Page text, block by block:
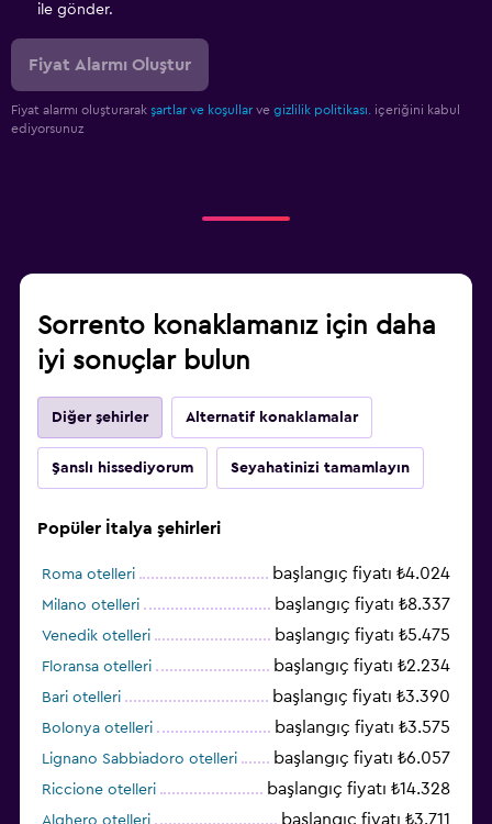
ile gönder.
Fiyat Alarmı Oluştur
Fiyat alarmı oluşturarak şartlar ve koşullar ve gizlilik politikası.
içeriğini kabul
ediyorsunuz
Sorrento konaklamanız için daha
iyi sonuçlar bulun
Diğer şehirler Alternatif konaklamalar
Şanslı hissediyorum Seyahatinizi tamamlayın
Popüler İtalya şehirleri
Roma otelleri başlangıç fiyatı ₺4.024
Milano otelleri başlangıç fiyatı ₺8.337
Venedik otelleri başlangıç fiyatı ₺5.475
Floransa otelleri başlangıç fiyatı ₺2.234
Bari otelleri başlangıç fiyatı ₺3.390
Bolonya otelleri başlangıç fiyatı ₺3.575
Lignano Sabbiadoro otelleri başlangıç fiyatı ₺6.057
Riccione otelleri başlangıç fiyatı ₺14.328
Alghero otelleri başlangıç fiyatı ₺3.711